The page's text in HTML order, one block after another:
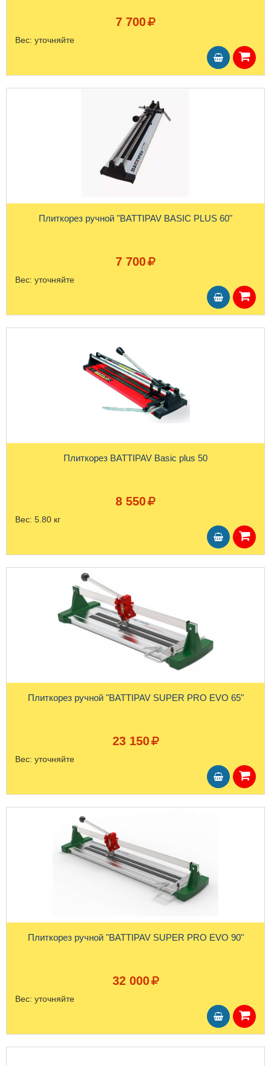
7 700
Вес: уточняйте
Плиткорез ручной "BATTIPAV BASIC PLUS 60"
7 700
Вес: уточняйте
Плиткорез BATTIPAV Basic plus 50
8 550
Вес: 5.80 кг
Плиткорез ручной "BATTIPAV SUPER PRO EVO 65"
23 150
Вес: уточняйте
Плиткорез ручной "BATTIPAV SUPER PRO EVO 90"
32 000
Вес: уточняйте